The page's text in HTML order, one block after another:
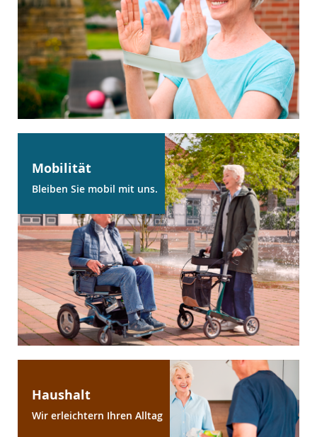
Mobilität
Bleiben Sie mobil mit uns.
Haushalt
Wir erleichtern Ihren Alltag